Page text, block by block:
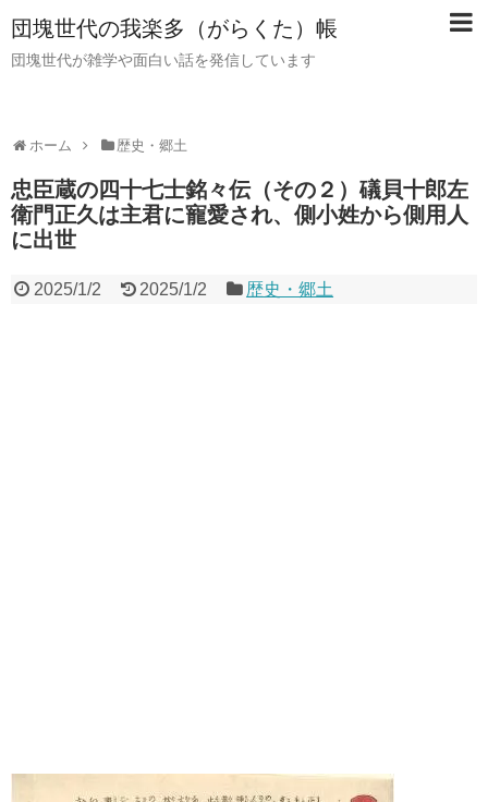
団塊世代の我楽多（がらくた）帳
団塊世代が雑学や面白い話を発信しています
ホーム 歴史・郷土
忠臣蔵の四十七士銘々伝（その２）礒貝十郎左
衛門正久は主君に寵愛され、側小姓から側用人
に出世
2025/1/2 2025/1/2 歴史・郷土